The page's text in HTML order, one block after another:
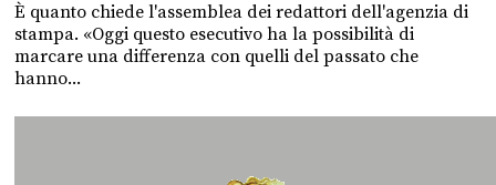
È quanto chiede l'assemblea dei redattori dell'agenzia di
stampa. «Oggi questo esecutivo ha la possibilità di
marcare una differenza con quelli del passato che
hanno...